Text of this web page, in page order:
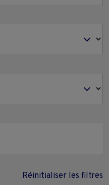
Réinitialiser les filtres